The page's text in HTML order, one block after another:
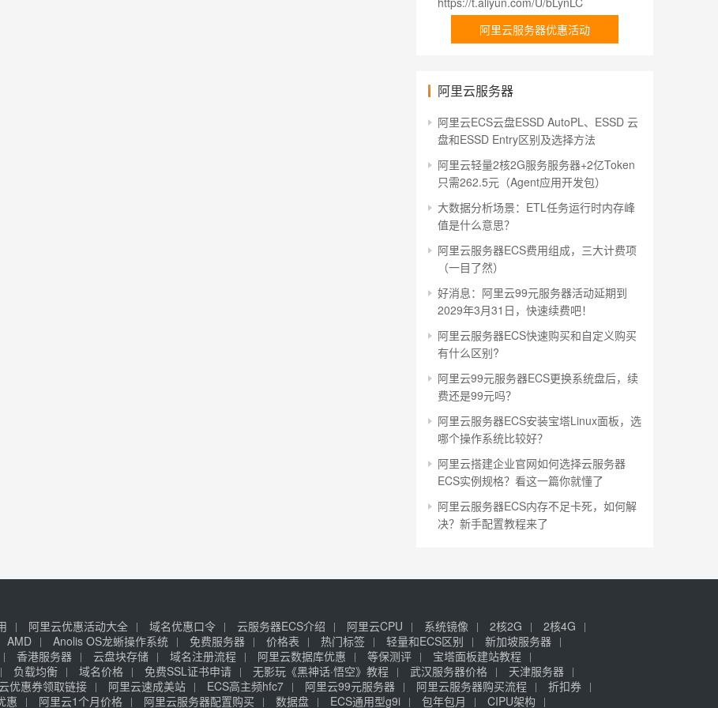
阿里云服务器优惠活动
阿里云服务器
阿里云ECS云盘ESSD AutoPL、ESSD 云
盘和ESSD Entry区别及选择方法
阿里云轻量2核2G服务服务器+2亿Token
只需262.5元（Agent应用开发包）
大数据分析场景：ETL任务运行时内存峰
值是什么意思？
阿里云服务器ECS费用组成，三大计费项
（一目了然）
好消息：阿里云99元服务器活动延期到
2029年3月31日，快速续费吧！
阿里云服务器ECS快速购买和自定义购买
有什么区别?
阿里云99元服务器ECS更换系统盘后，续
费还是99元吗？
阿里云服务器ECS安装宝塔Linux面板，选
哪个操作系统比较好？
阿里云搭建企业官网如何选择云服务器
ECS实例规格？看这一篇你就懂了
阿里云服务器ECS内存不足卡死，如何解
决？新手配置教程来了
阿里云优惠活动大全 域名优惠口令 云服务器ECS介绍 阿里云CPU 系统镜像 2核2G
2核4G
AMD Anolis OS龙蜥操作系统 免费服务器 价格表 热门标签 轻量和ECS区别
新加坡服务器
香港服务器 云盘块存储 域名注册流程 阿里云数据库优惠 等保测评
宝塔面板建站教程
负载均衡 域名价格 免费SSL证书申请 无影玩《黑神话·悟空》教程 武汉服务器价格
天津服务器
优惠券领取链接 阿里云速成美站 ECS高主频hfc7 阿里云99元服务器 阿里云服务器购买流程
折扣券
惠 阿里云1个月价格 阿里云服务器配置购买 数据盘 ECS通用型g9i 包年包月 CIPU架构